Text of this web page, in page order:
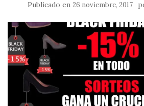
Publicado en 26 noviembre, 2017